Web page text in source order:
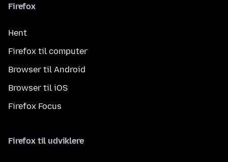
Firefox
Hent
Firefox til computer
Browser til Android
Browser til iOS
Firefox Focus
Firefox til udviklere